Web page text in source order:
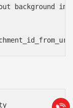
background
giá & Đặt hàng:
22.166.144